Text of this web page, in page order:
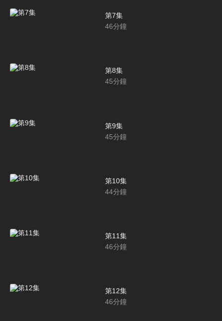
第7集
46分鐘
第8集
45分鐘
第9集
45分鐘
第10集
44分鐘
第11集
46分鐘
第12集
46分鐘